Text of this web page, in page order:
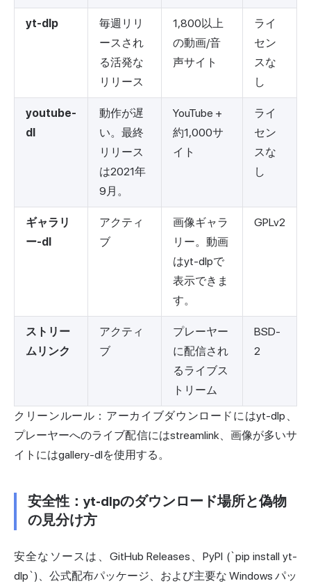
yt-dlp
毎週リリ
ースされ
る活発な
リリース
1,800以上
の動画/音
声サイト
ライ
セン
スな
し
youtube-
dl
動作が遅
い。最終
リリース
は2021年
9月。
YouTube +
約1,000サ
イト
ライ
セン
スな
し
ギャラリ
ー-dl
アクティ
ブ
画像ギャラ
リー。動画
はyt-dlpで
表示できま
す。
GPLv2
ストリー
ムリンク
アクティ
ブ
プレーヤー
に配信され
るライブス
トリーム
BSD-
2
クリーンルール：アーカイブダウンロードにはyt-dlp、
プレーヤーへのライブ配信にはstreamlink、画像が多いサ
イトにはgallery-dlを使用する。
安全性：yt-dlpのダウンロード場所と偽物
の見分け方
安全なソースは、GitHub Releases、PyPI (`pip install yt-
dlp`)、公式配布パッケージ、および主要な Windows パッ